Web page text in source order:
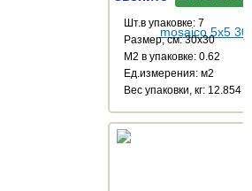
Шт.в упаковке: 7
Размер, см: 30x30
М2 в упаковке: 0.62
Ед.измерения: м2
Веc упаковки, кг: 12.854